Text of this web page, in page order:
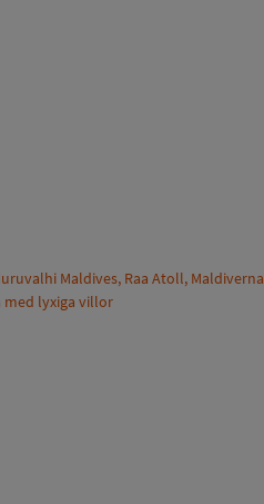
Maldives, Raa Atoll, Maldiverna
med lyxiga villor